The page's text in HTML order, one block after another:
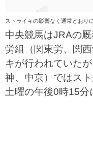
ストライキの影響なく通常どおり
中央競馬はJRAの
労組（関東労、関
キが行われていた
神、中京）ではス
土曜の午後0時15分